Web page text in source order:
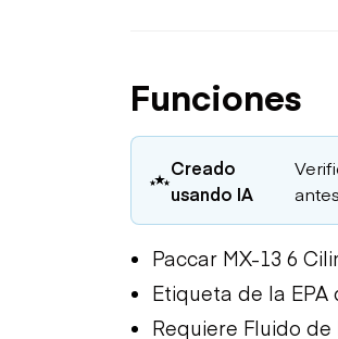
Funciones
Creado
usando IA
Paccar MX-13 6
Etiqueta de la EPA
Requiere Fluido de